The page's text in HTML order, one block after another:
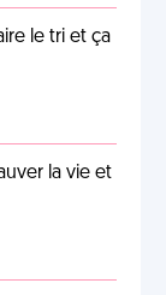
le tri et ça
la vie et